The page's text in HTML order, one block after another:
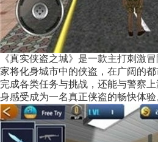
《真实侠盗之城》是一款主打刺激
家将化身城市中的侠盗，在广阔的
完成各类任务与挑战，还能与警察
身感受成为一名真正侠盗的畅快体验